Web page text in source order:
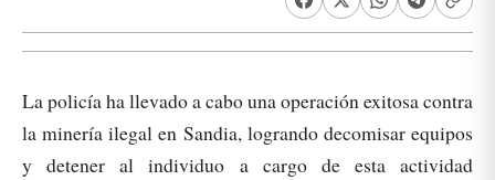
La policía ha llevado a cabo una operación exitosa contra
la minería ilegal en Sandia, logrando decomisar equipos
y detener al individuo a cargo de esta actividad